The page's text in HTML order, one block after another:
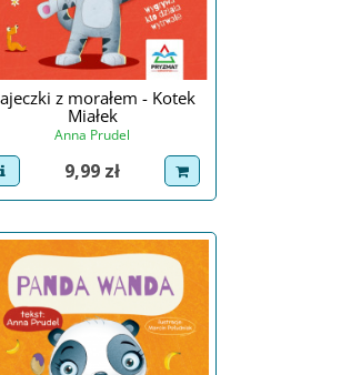
z morałem - Kotek
Miałek
Anna Prudel
view product
Cena
9,99 zł dodaj do koszyka